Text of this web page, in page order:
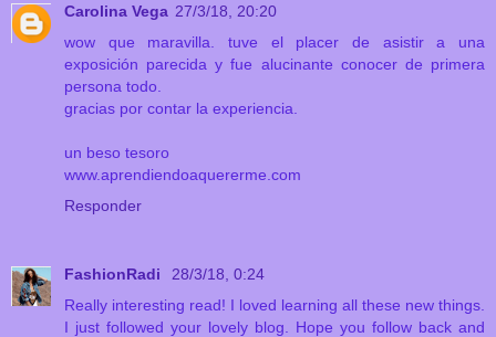
Carolina Vega 27/3/18, 20:20
wow que maravilla. tuve el placer de asistir a una
exposición parecida y fue alucinante conocer de primera
persona todo.
gracias por contar la experiencia.
un beso tesoro
www.aprendiendoaquererme.com
Responder
FashionRadi
28/3/18, 0:24
Really interesting read! I loved learning all these new things.
I just followed your lovely blog. Hope you follow back and